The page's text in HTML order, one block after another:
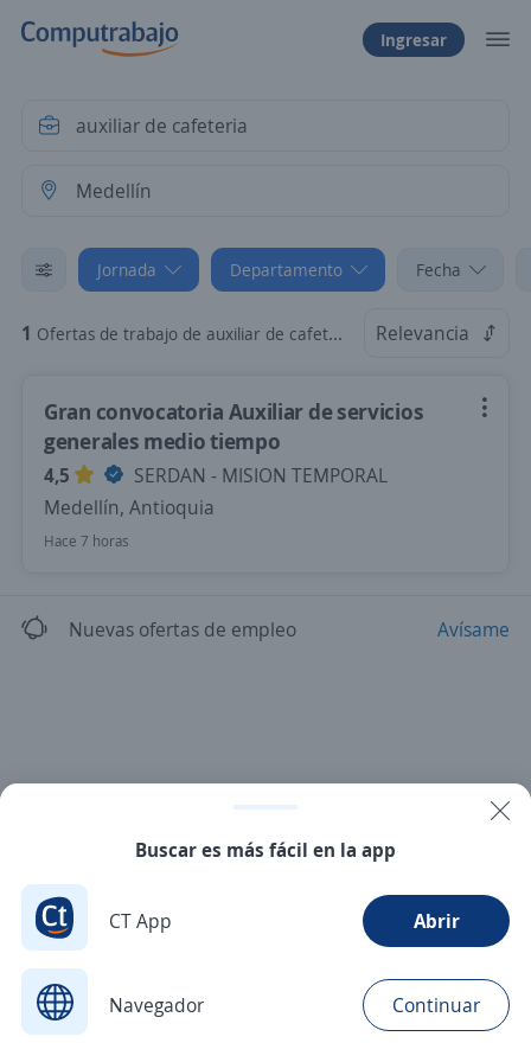
Ingresar
Jornada Departamento Fecha
1 Ofertas de trabajo de auxiliar de cafeteria en Medellín, Antioquia: Tiempo Parcial Relevancia
Gran convocatoria Auxiliar de servicios
generales medio tiempo
4,5
SERDAN - MISION TEMPORAL
Medellín, Antioquia
Hace 7 horas
Nuevas ofertas de empleo Avísame
Buscar es más fácil en la app
CT App Abrir
Navegador Continuar